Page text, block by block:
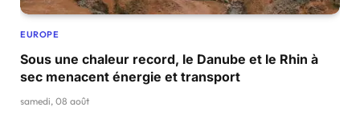
EUROPE
Sous une chaleur record, le Danube et le Rhin à
sec menacent énergie et transport
samedi, 08 août